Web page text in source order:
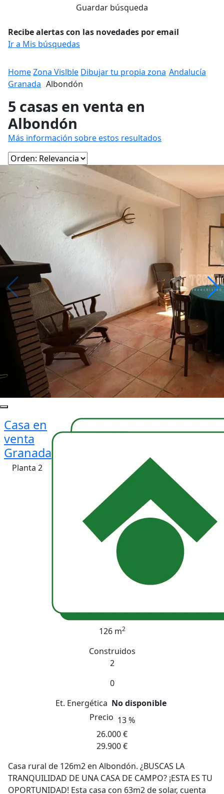
Guardar búsqueda
Recibe alertas con las novedades por email
Ir a Mis búsquedas
HomeZona Vislble Dibujar tu propia zona Andalucía
Granada Albondón
5 casas en venta en
Albondón
Más información sobre estos resultados
Casa en
venta
Granada
Planta 2
126 m2
Construidos
2
0
Et. Energética No disponible
Precio 13 %
26.000 €
29.900 €
Casa rural de 126m2 en Albondón. ¿BUSCAS LA
TRANQUILIDAD DE UNA CASA DE CAMPO? ¡ESTA ES TU
OPORTUNIDAD! Esta casa con 63m2 de solar, cuenta